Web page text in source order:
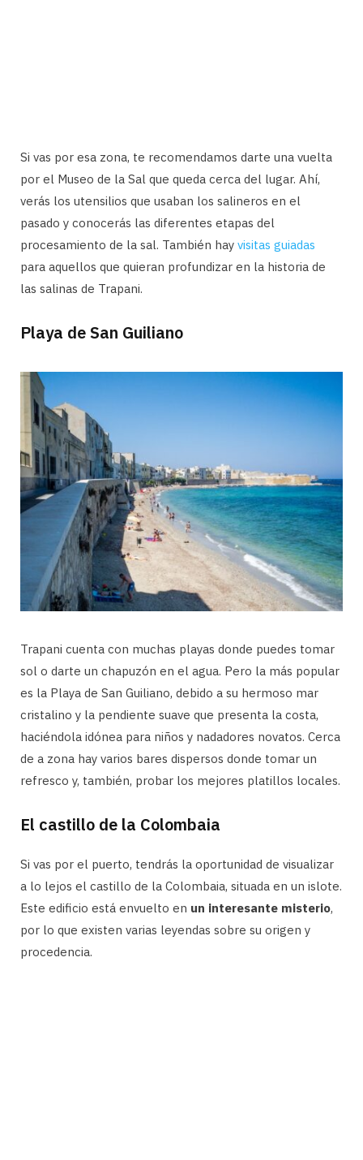
Si vas por esa zona, te recomendamos darte una vuelta
por el Museo de la Sal que queda cerca del lugar. Ahí,
verás los utensilios que usaban los salineros en el
pasado y conocerás las diferentes etapas del
procesamiento de la sal. También hay visitas guiadas
para aquellos que quieran profundizar en la historia de
las salinas de Trapani.
Playa de San Guiliano
Trapani cuenta con muchas playas donde puedes tomar
sol o darte un chapuzón en el agua. Pero la más popular
es la Playa de San Guiliano, debido a su hermoso mar
cristalino y la pendiente suave que presenta la costa,
haciéndola idónea para niños y nadadores novatos. Cerca
de a zona hay varios bares dispersos donde tomar un
refresco y, también, probar los mejores platillos locales.
El castillo de la Colombaia
Si vas por el puerto, tendrás la oportunidad de visualizar
a lo lejos el castillo de la Colombaia, situada en un islote.
Este edificio está envuelto en un interesante misterio,
por lo que existen varias leyendas sobre su origen y
procedencia.